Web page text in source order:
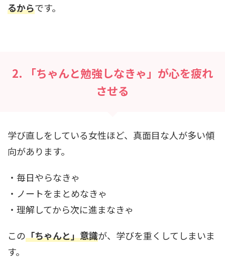
るからです。
2. 「ちゃんと勉強しなきゃ」が心を疲れ
させる
学び直しをしている女性ほど、真面目な人が多い傾
向があります。
・毎日やらなきゃ
・ノートをまとめなきゃ
・理解してから次に進まなきゃ
この「ちゃんと」意識が、学びを重くしてしまいま
す。